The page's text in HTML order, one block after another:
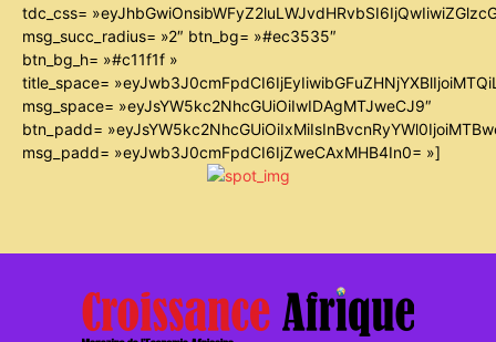
tdc_css=
msg_succ_radius= »2″ btn_bg= »#ec3535″
btn_bg_h= »#c11f1f »
title_space=
msg_space= »eyJsYW5kc2NhcGUiOiIwIDAgMTJweCJ9″
btn_padd=
msg_padd= »eyJwb3J0cmFpdCI6IjZweCAxMHB4In0= »]